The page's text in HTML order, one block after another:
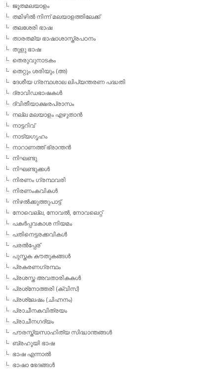
ജൂതമലയാളം
തമിഴില്‍ നിന്ന് മലയാളത്തിലേക്ക്
തലശേരി ഭാഷ
താരതമ്യ ഭാഷാശാസ്ത്രപഠനം
തുളു ഭാഷ
തെരുവുനാടകം
തെറ്റും ശരിയും (അ)
ദേശീയ ഗ്രന്ഥശാല ലിപ്യന്തരണ പദ്ധതി
ദ്രാവിഡഭാഷകള്‍
ദ്വിതീയാക്ഷരപ്രാസം
നല്ല മലയാളം എഴുതാന്‍
നാട്ടറിവ്
നാട്യഗൃഹം
നാറാണത്ത് ഭ്രാന്തന്‍
നിഘണ്ടു
നിഘണ്ടുക്കള്‍
നിരണം ഗ്രന്ഥവരി
നിരണംകവികള്‍
നിഴല്‍ക്കുത്തുപാട്ട്
നോവെല്ല, നോവല്‍, നോവലെറ്റ്
പകര്‍പ്പവകാശ നിയമം
പതിനെട്ടരക്കവികള്‍
പരല്‍പ്പേര്
പുസ്തക കൗതുകങ്ങള്‍
പ്രകരണഗ്രന്ഥം
പ്രശസ്ത അവതാരികകള്‍
പ്രശ്‌നോത്തരി (ക്വിസ്)
പ്രശ്ലേഷം (ചിഹ്നനം)
പ്രാചീനകവിത്രയം
പ്രാചീനഗദ്യം
പൗരസ്ത്യസാഹിത്യ സിദ്ധാന്തങ്ങള്‍
ബ്രഹൂയി ഭാഷ
ഭാഷ എന്നാല്‍
ഭാഷാ ഭേദങ്ങള്‍